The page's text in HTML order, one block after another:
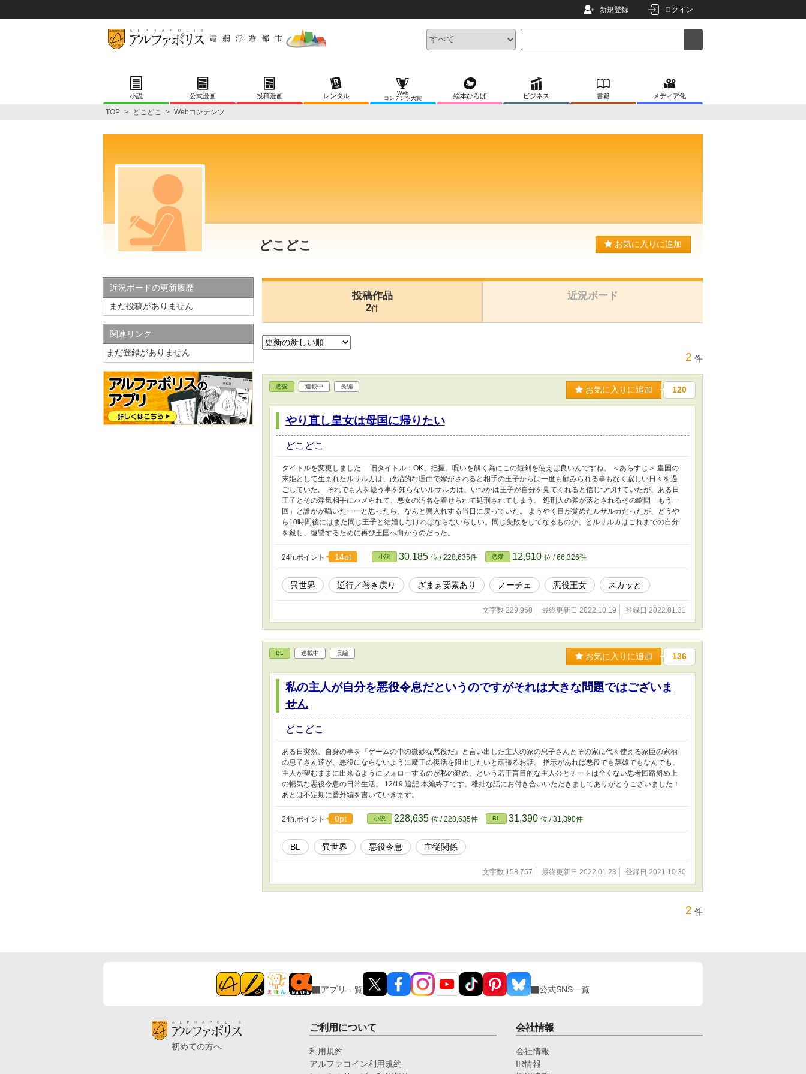
新規登録 ログイン
小説 公式漫画 投稿漫画 レンタル
Web
コンテンツ大賞
絵本ひろば ビジネス 書籍 メディア化
TOP > どこどこ > Webコンテンツ
どこどこ お気に入りに追加
投稿作品
2件
近況ボード
2 件
恋愛 連載中 長編 お気に入りに追加 120
やり直し皇女は母国に帰りたい
どこどこ
タイトルを変更しました 旧タイトル：OK、把握。呪いを解く為にこの短剣を使えば良いんですね。 ＜あらすじ＞ 皇国の
末姫として生まれたルサルカは、政治的な理由で嫁がされると相手の王子からは一度も顧みられる事もなく寂しい日々を過
ごしていた。 それでも人を疑う事を知らないルサルカは、いつかは王子が自分を見てくれると信じつづけていたが、ある日
王子とその浮気相手にハメられて、悪女の汚名を着せられて処刑されてしまう。 処刑人の斧が落とされるその瞬間「もう一
回」と誰かが囁いたーーと思ったら、なんと輿入れする当日に戻っていた。 ようやく目が覚めたルサルカだったが、どうや
ら10時間後にはまた同じ王子と結婚しなければならないらしい。同じ失敗をしてなるものか、とルサルカはこれまでの自分
を殺し、復讐するために再び王国へ向かうのだった。
24h.ポイント 14pt 小説 30,185 位 / 228,635件 恋愛 12,910 位 / 66,326件
異世界 逆行／巻き戻り ざまぁ要素あり ノーチェ 悪役王女 スカッと
文字数 229,960 最終更新日 2022.10.19 登録日 2022.01.31
BL 連載中 長編 お気に入りに追加 136
私の主人が自分を悪役令息だというのですがそれは大きな問題ではございま
せん
どこどこ
ある日突然、自身の事を『ゲームの中の微妙な悪役だ』と言い出した主人の家の息子さんとその家に代々使える家臣の家柄
の息子さん達が、悪役にならないように魔王の復活を阻止したいと頑張るお話。 指示があれば悪役でも英雄でもなんでも、
主人が望むままに出来るようにフォローするのが私の勤め、という若干盲目的な主人公とチートは全くない思考回路斜め上
の暢気な悪役令息の日常生活。 12/19 追記 本編終了です。稚拙な話にお付き合いいただきましてありがとうございました！
あとは不定期に番外編を書いていきます。
24h.ポイント 0pt 小説 228,635 位 / 228,635件 BL 31,390 位 / 31,390件
BL 異世界 悪役令息 主従関係
文字数 158,757 最終更新日 2022.01.23 登録日 2021.10.30
2 件
近況ボードの更新履歴
まだ投稿がありません
関連リンク
まだ登録がありません
アプリ一覧 公式SNS一覧
初めての方へ
ご利用について
利用規約
アルファコイン利用規約
会社情報
会社情報
IR情報